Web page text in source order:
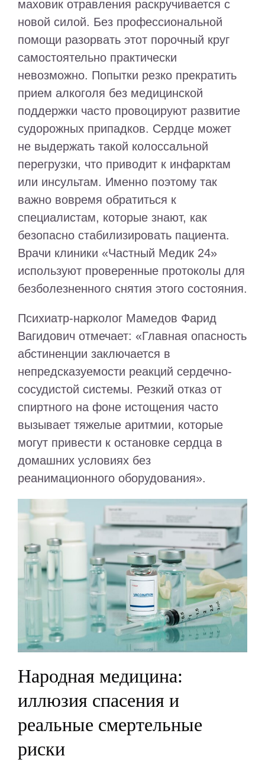
маховик отравления раскручивается с
новой силой. Без профессиональной
помощи разорвать этот порочный круг
самостоятельно практически
невозможно. Попытки резко прекратить
прием алкоголя без медицинской
поддержки часто провоцируют развитие
судорожных припадков. Сердце может
не выдержать такой колоссальной
перегрузки, что приводит к инфарктам
или инсультам. Именно поэтому так
важно вовремя обратиться к
специалистам, которые знают, как
безопасно стабилизировать пациента.
Врачи клиники «Частный Медик 24»
используют проверенные протоколы для
безболезненного снятия этого состояния.
Психиатр-нарколог Мамедов Фарид
Вагидович отмечает: «Главная опасность
абстиненции заключается в
непредсказуемости реакций сердечно-
сосудистой системы. Резкий отказ от
спиртного на фоне истощения часто
вызывает тяжелые аритмии, которые
могут привести к остановке сердца в
домашних условиях без
реанимационного оборудования».
Народная медицина:
иллюзия спасения и
реальные смертельные
риски